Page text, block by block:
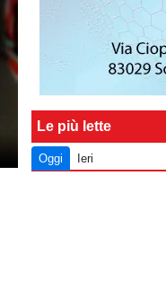
Le più lette
Oggi Ieri